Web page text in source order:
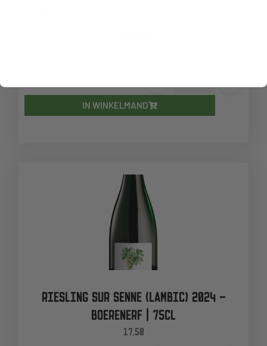
IN WINKELMAND
RIESLING SUR SENNE (LAMBIC) 2024 –
BOERENERF | 75CL
17,50